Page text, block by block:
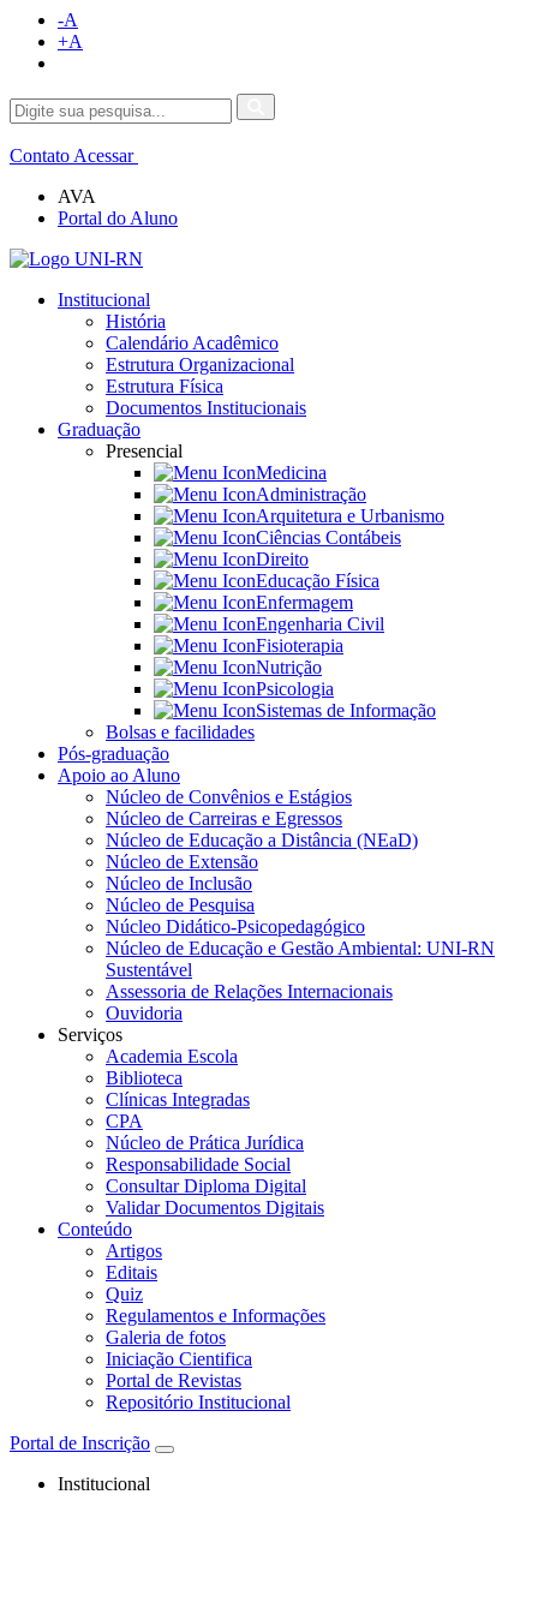
-A
+A
Contato Acessar
AVA
Portal do Aluno
Institucional
História
Calendário Acadêmico
Estrutura Organizacional
Estrutura Física
Documentos Institucionais
Graduação
Presencial
Medicina
Administração
Arquitetura e Urbanismo
Ciências Contábeis
Direito
Educação Física
Enfermagem
Engenharia Civil
Fisioterapia
Nutrição
Psicologia
Sistemas de Informação
Bolsas e facilidades
Pós-graduação
Apoio ao Aluno
Núcleo de Convênios e Estágios
Núcleo de Carreiras e Egressos
Núcleo de Educação a Distância (NEaD)
Núcleo de Extensão
Núcleo de Inclusão
Núcleo de Pesquisa
Núcleo Didático-Psicopedagógico
Núcleo de Educação e Gestão Ambiental: UNI-RN
Sustentável
Assessoria de Relações Internacionais
Ouvidoria
Serviços
Academia Escola
Biblioteca
Clínicas Integradas
CPA
Núcleo de Prática Jurídica
Responsabilidade Social
Consultar Diploma Digital
Validar Documentos Digitais
Conteúdo
Artigos
Editais
Quiz
Regulamentos e Informações
Galeria de fotos
Iniciação Cientifica
Portal de Revistas
Repositório Institucional
Portal de Inscrição
Institucional